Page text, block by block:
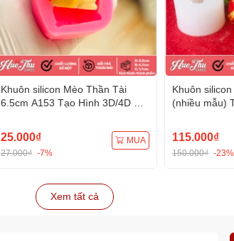
Khuôn silicon Mèo Thần Tài
6.5cm A153 Tạo Hình 3D/4D Đa
25.000₫
27.000₫ -7%
MUA
Khuôn
(nhiều mẫu)
115.000₫
150.000₫ -23%
Xem tất cả